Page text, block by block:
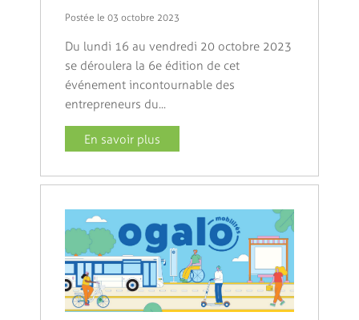
Postée le 03 octobre 2023
Du lundi 16 au vendredi 20 octobre 2023
se déroulera la 6e édition de cet
événement incontournable des
entrepreneurs du...
En savoir plus